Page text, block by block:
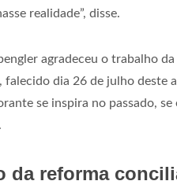
realidade”, disse.
agradeceu o trabalho
falecido dia 26 de julho deste
se inspira no passado,
da reforma